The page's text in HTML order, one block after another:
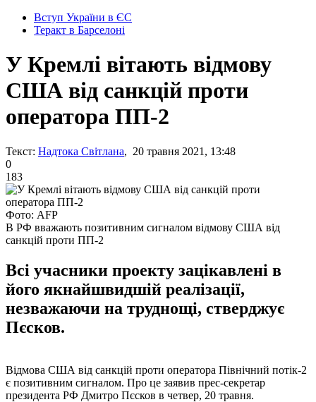
Вступ України в ЄС
Теракт в Барселоні
У Кремлі вітають відмову
США від санкцій проти
оператора ПП-2
Текст: Надтока Світлана, 20 травня 2021, 13:48
0
183
Фото: AFP
В РФ вважають позитивним сигналом відмову США від
санкцій проти ПП-2
Всі учасники проекту зацікавлені в
його якнайшвидшій реалізації,
незважаючи на труднощі, стверджує
Пєсков.
Відмова США від санкцій проти оператора Північний потік-2
є позитивним сигналом. Про це заявив прес-секретар
президента РФ Дмитро Пєсков в четвер, 20 травня.